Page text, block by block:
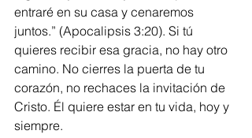
entraré en su casa y cenaremos
juntos.” (Apocalipsis 3:20). Si tú
quieres recibir esa gracia, no hay otro
camino. No cierres la puerta de tu
corazón, no rechaces la invitación de
Cristo. Él quiere estar en tu vida, hoy y
siempre.